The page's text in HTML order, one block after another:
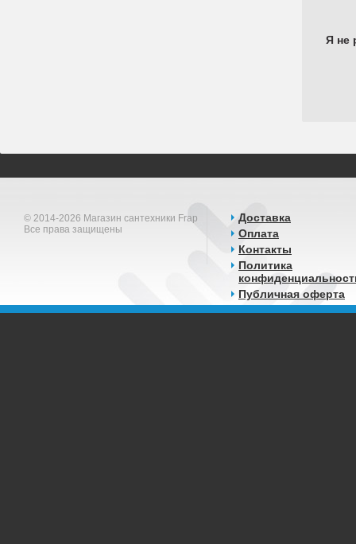
Я не
© 2014-2026 Магазин сантехники Frap
Все права защищены
Доставка
Оплата
Контакты
Политика
Публичная оферта